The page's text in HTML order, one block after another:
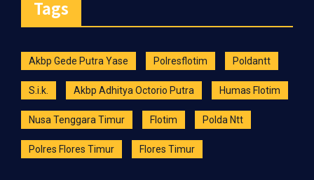
Tags
Akbp Gede Putra Yase Polresflotim Poldantt
S.i.k. Akbp Adhitya Octorio Putra Humas Flotim
Nusa Tenggara Timur Flotim Polda Ntt
Polres Flores Timur Flores Timur